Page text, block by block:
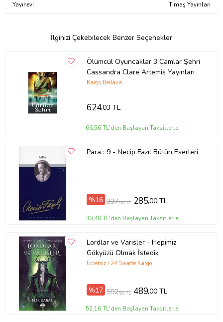
Yayınevi Timaş Yayınları
İlginizi Çekebilecek Benzer Seçenekler
Ölümcül Oyuncaklar 3 Camlar Şehri
Cassandra Clare Artemis Yayınları
Kargo Bedava
624,03 TL
66,56 TL'den Başlayan Taksitlerle
Para : 9 - Necip Fazıl Bütün Eserleri
%16 337,50 TL 285,00 TL
30,40 TL'den Başlayan Taksitlerle
Lordlar ve Varisler - Hepimiz
Gökyüzü Olmak İstedik
Ücretsiz / 24 Saatte Kargo
%17 592,50 TL 489,00 TL
52,16 TL'den Başlayan Taksitlerle